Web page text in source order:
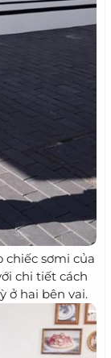
sơmi của
chi tiết cách
ở hai bên vai.